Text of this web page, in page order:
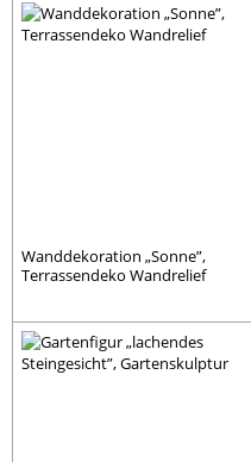
Wanddekoration „Sonne”,
Terrassendeko Wandrelief